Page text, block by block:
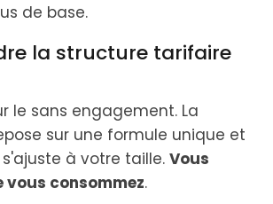
de base.
la structure tarifaire
le sans engagement. La
sur une formule unique et
à votre taille. Vous
vous consommez.